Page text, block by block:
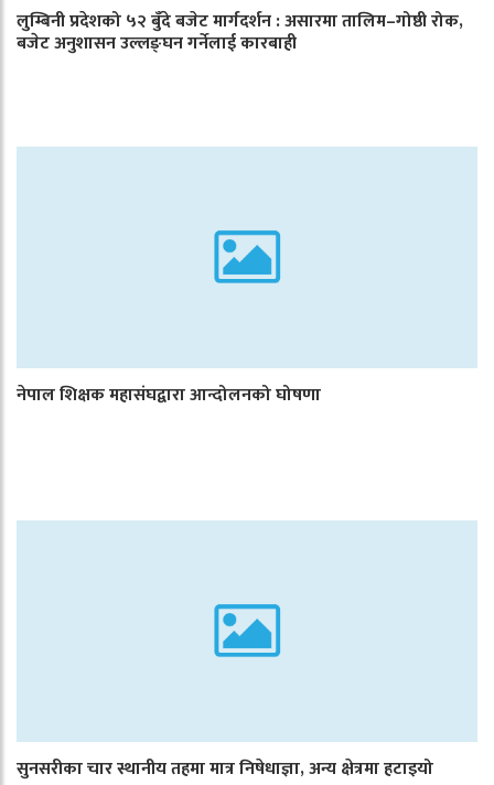
लुम्बिनी प्रदेशको ५२ बुँदे बजेट मार्गदर्शन : असारमा तालिम–गोष्ठी रोक,
बजेट अनुशासन उल्लङ्घन गर्नेलाई कारबाही
नेपाल शिक्षक महासंघद्वारा आन्दोलनको घोषणा
सुनसरीका चार स्थानीय तहमा मात्र निषेधाज्ञा, अन्य क्षेत्रमा हटाइयो